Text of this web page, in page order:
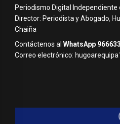
Periodismo Digital Independiente
Director: Periodista y Abogado,
Chaiña
Contáctenos al WhatsApp
Correo electrónico: